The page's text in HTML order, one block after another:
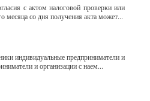
с актом налоговой проверки или
месяца со дня получения акта может...
индивидуальные предприниматели и
и организации с наем...